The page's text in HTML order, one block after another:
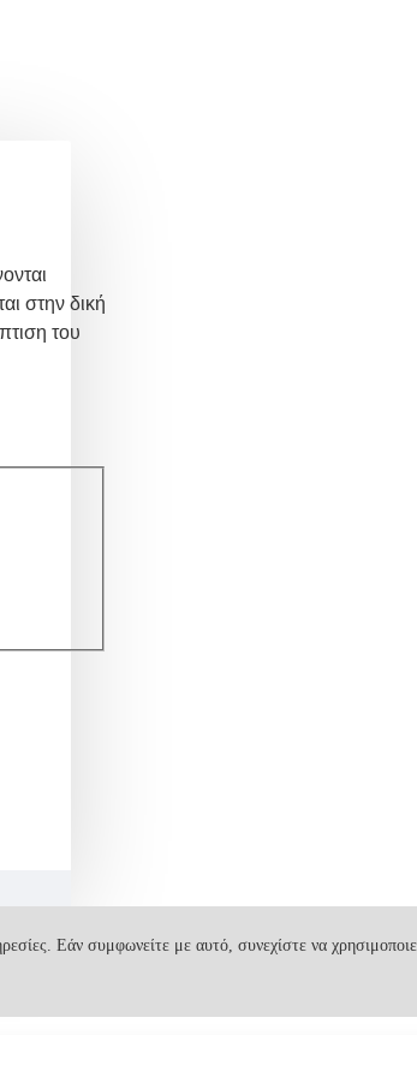
στην δική
του
Εάν συμφωνείτε με αυτό, συνεχίστε να